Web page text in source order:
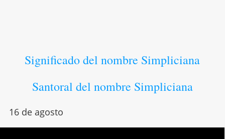
Significado del nombre Simpliciana
Santoral del nombre Simpliciana
16 de agosto